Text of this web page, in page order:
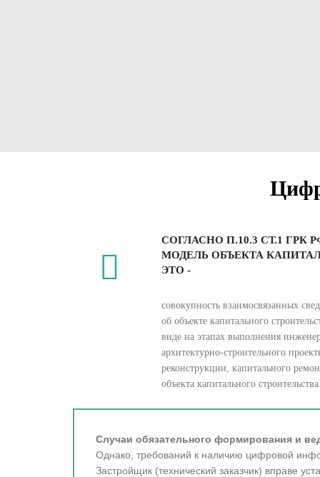
СОГЛАСНО П.10.3 СТ.1
МОДЕЛЬ ОБЪЕКТА
ЭТО -
совокупность взаимосвязанных
об объекте капитального
виде на этапах выполнения
архитектурно-строительного
реконструкции, капитального
объекта капитального
Случаи обязательного формирования и
Однако, требований к наличию цифровой
Застройщик (технический заказчик) вправе